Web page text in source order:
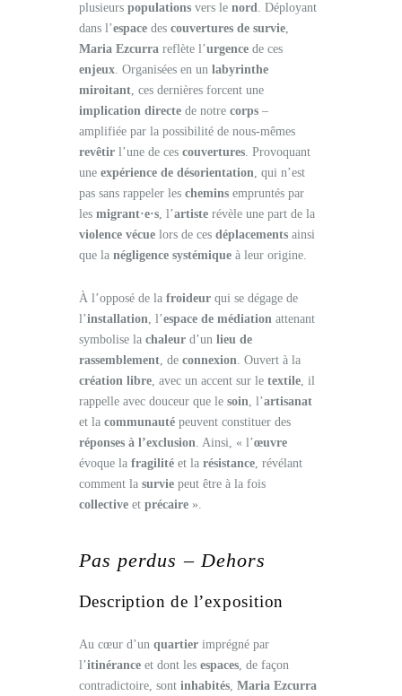
plusieurs populationsvers le nord. Déployant
dans l’espacedes couvertures de survie,
Maria Ezcurrareflète l’urgencede ces
enjeux. Organisées en un labyrinthe
miroitant, ces dernières forcent une
implication directede notre corps–
amplifiée par la possibilité de nous-mêmes
revêtirl’une de ces couvertures. Provoquant
une expérience de désorientation, qui n’est
pas sans rappeler les cheminsempruntés par
les migrant·e·s, l’artisterévèle une part de la
violence vécuelors de ces déplacementsainsi
que la négligence systémiqueà leur origine.
À l’opposé de la froideurqui se dégage de
l’installation, l’espace de médiationattenant
symbolise la chaleurd’un lieu de
rassemblement, de connexion. Ouvert à la
création libre, avec un accent sur le textile, il
rappelle avec douceur que le soin, l’artisanat
et la communautépeuvent constituer des
réponses à l’exclusion. Ainsi, « l’œuvre
évoque la fragilitéet la résistance, révélant
comment la surviepeut être à la fois
collectiveet précaire».
Pas perdus – Dehors
Description de l’exposition
Au cœur d’un quartierimprégné par
l’itinéranceet dont les espaces, de façon
contradictoire, sont inhabités, Maria Ezcurra